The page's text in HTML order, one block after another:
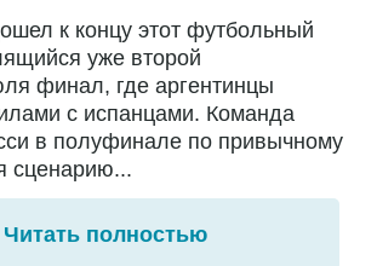
к концу этот футбольный
уже второй
финал, где аргентинцы
с испанцами. Команда
в полуфинале по привычному
сценарию...
Читать полностью